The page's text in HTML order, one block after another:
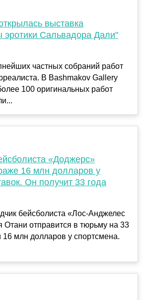
выставка
Сальвадора Дали"
частных собраний работ
В Bashmakov Gallery
100 оригинальных работ
«Доджерс»
16 млн долларов у
Он получит 33 года
бейсболиста «Лос-Анджелес
отправится в тюрьму на 33
16 млн долларов у спортсмена.